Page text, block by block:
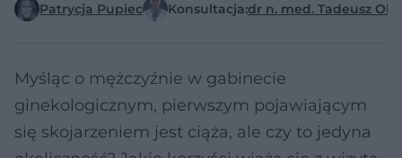
Patrycja Pupiec Konsultacja:dr n. med. Tadeusz
Myśląc o mężczyźnie w gabinecie
ginekologicznym, pierwszym pojawiającym
się skojarzeniem jest ciąża, ale czy to jedyna